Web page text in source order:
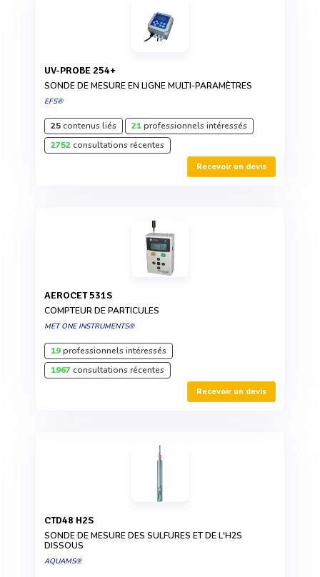
UV-PROBE 254+
SONDE DE MESURE EN LIGNE MULTI-PARAMÈTRES
EFS®
25contenus liés 21professionnels intéressés
2752consultations récentes
Recevoir un devis
AEROCET 531S
COMPTEUR DE PARTICULES
MET ONE INSTRUMENTS®
19professionnels intéressés
1967consultations récentes
Recevoir un devis
CTD48 H2S
SONDE DE MESURE DES SULFURES ET DE L'H2S
DISSOUS
AQUAMS®